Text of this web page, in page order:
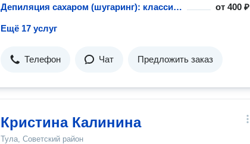
Депиляция сахаром (шугаринг): классическое бикини от400 ₽
Ещё 17 услуг
Телефон Чат Предложить заказ
Кристина Калинина
Тула, Советский район